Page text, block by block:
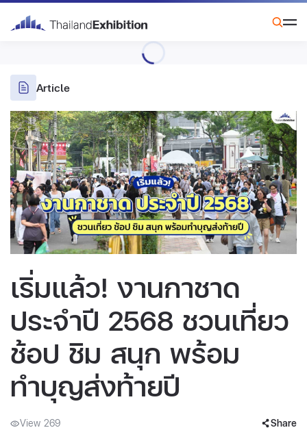
Article
เริ่มแล้ว! งานกาชาด
ประจำปี 2568 ชวนเที่ยว
ช้อป ชิม สนุก พร้อม
ทำบุญส่งท้ายปี
View 269 Share